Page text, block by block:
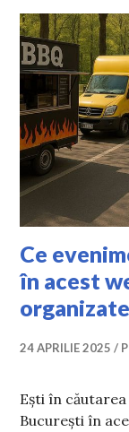
Ce
în acest
24 APRILIE 2025
Ești în
București în